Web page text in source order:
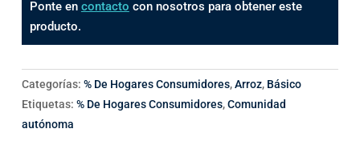
Ponte en contacto con nosotros para obtener este
producto.
Categorías: % De Hogares Consumidores,Arroz, Básico
Etiquetas: % De Hogares Consumidores,Comunidad
autónoma